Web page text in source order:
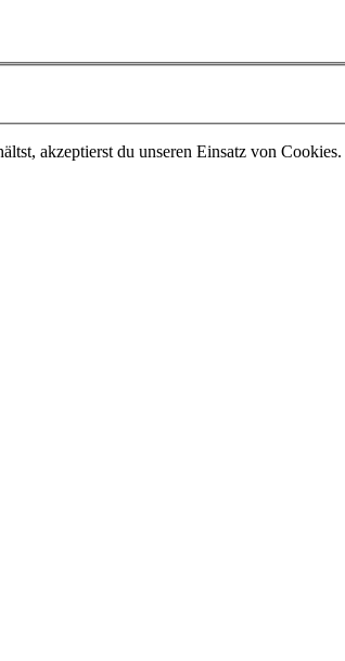
akzeptierst du unseren Einsatz von Cookies.